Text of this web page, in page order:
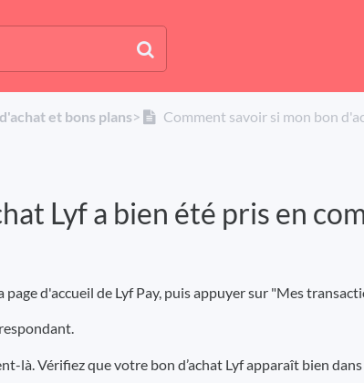
et bons plans​>​
Comment savoir si mon bon
Lyf a bien été pris en
d'accueil de Lyf Pay, puis appuyer sur "Mes
là. Vérifiez que votre bon d’achat Lyf apparaît bien dans